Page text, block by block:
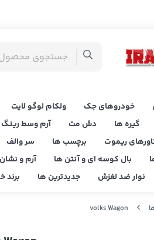
خودروهای جک ولکام لوگو لایت
گیره ها دش مت آرم وسط رینگ
ریموت برچسب ها سر والف
بال کوسه ای و آنتن ها آرم و نشان
نوار ضد لغزش جدیدترین ها برند
volks Wagon